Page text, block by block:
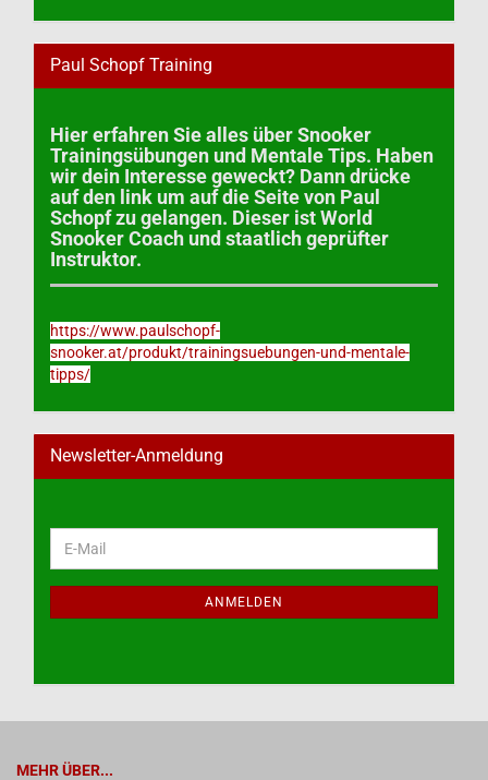
Paul Schopf Training
Hier erfahren Sie alles über Snooker
Trainingsübungen und Mentale Tips. Haben
wir dein Interesse geweckt? Dann drücke
auf den link um auf die Seite von Paul
Schopf zu gelangen. Dieser ist World
Snooker Coach und staatlich geprüfter
Instruktor.
https://www.paulschopf-
snooker.at/produkt/trainingsuebungen-und-mentale-
tipps/
Newsletter-Anmeldung
ZUR
E-
Mail
ANMELDEN
MEHR ÜBER...